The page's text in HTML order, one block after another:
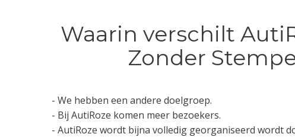
Waarin verschilt
Zonder
- We hebben een andere doelgroep.
- Bij AutiRoze komen meer bezoekers.
- AutiRoze wordt bijna volledig georganiseerd wordt